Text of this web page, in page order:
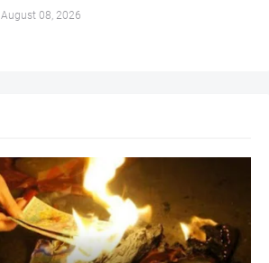
August 08, 2026